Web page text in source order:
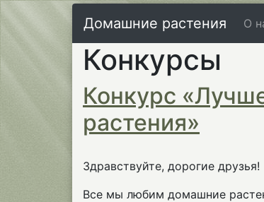
Домашние растения О
Конкурсы
Конкурс
растения»
Здравствуйте, дорогие друзья!
Все мы любим домашние